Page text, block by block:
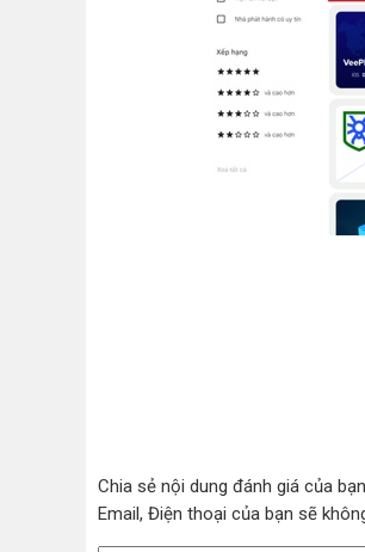
Chia sẻ nội dung đánh giá của
Email, Điện thoại của bạn sẽ